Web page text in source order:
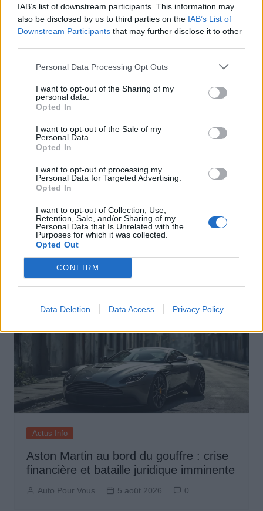
IAB’s list of downstream participants. This information may
also be disclosed by us to third parties on the IAB’s List of
Downstream Participants that may further disclose it to other
Personal Data Processing Opt Outs
I want to opt-out of the Sharing of my
personal data.
Opted In
I want to opt-out of the Sale of my
Personal Data.
Opted In
I want to opt-out of processing my
Personal Data for Targeted Advertising.
Opted In
I want to opt-out of Collection, Use,
Retention, Sale, and/or Sharing of my
Personal Data that Is Unrelated with the
Purposes for which it was collected.
Opted Out
CONFIRM
Data Deletion Data Access Privacy Policy
Auto Pour Vous 5 août 2026 0
Actus Info
Pourquoi le bouton start/stop disparaît
des voitures électriques
Auto Pour Vous
Actus Info
Aston Martin au bord du gouffre : crise
financière et bataille juridique imminente
Auto Pour Vous 5 août 2026 0